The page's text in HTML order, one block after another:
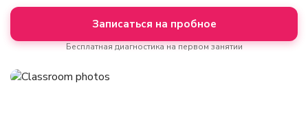
Записаться на пробное
Бесплатная диагностика на первом занятии